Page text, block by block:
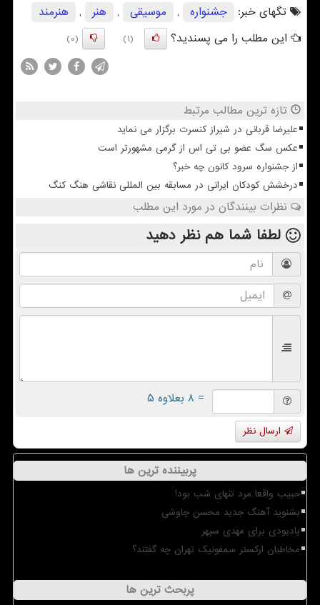
تگهای خبر:
جشنواره , موسیقی , هنر ,
هنرمند
این مطلب را می پسندید؟
(1)
(0)
تازه ترین مطالب مرتبط
علیرضا قربانی در شیراز کنسرت برگزار می نماید
عکس سگ عضو بی تی اس از گرمی مشهورتر است
از جشنواره سرود کانون چه خبر؟
درخشش کودکان ایرانی در مسابقه بین المللی نقاشی هنگ کنگ
نظرات بینندگان در مورد این مطلب
لطفا شما همنظر دهید
= ۸ بعلاوه ۵
ارسال نظر
پربیننده ترین ها
حبیب واقعا مرد تنهای شب بود!
بشنوید آهنگ جدید محسن چاوشی
یادبودی برای مهدی سپهر
مخاطبان ارکستر سمفونیک تهران چه گفتند؟
پربحث ترین ها